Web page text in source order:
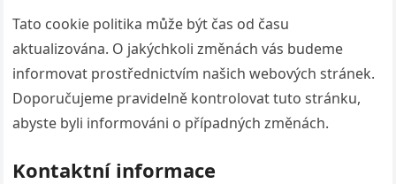
Tato cookie politika může být čas od času
aktualizována. O jakýchkoli změnách vás budeme
informovat prostřednictvím našich webových stránek.
Doporučujeme pravidelně kontrolovat tuto stránku,
abyste byli informováni o případných změnách.
Kontaktní informace